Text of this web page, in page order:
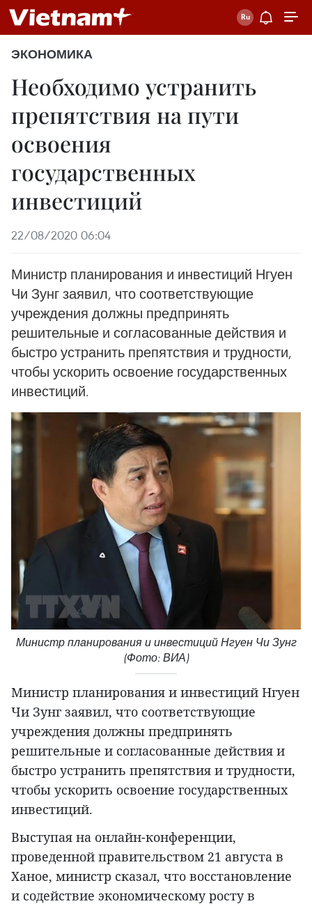
ЭКОНОМИКА
Необходимо устранить
препятствия на пути
освоения
государственных
инвестиций
22/08/2020 06:04
Министр планирования и инвестиций Нгуен
Чи Зунг заявил, что соответствующие
учреждения должны предпринять
решительные и согласованные действия и
быстро устранить препятствия и трудности,
чтобы ускорить освоение государственных
инвестиций.
Министр планирования и инвестиций Нгуен Чи Зунг
(Фото: ВИА)
Министр планирования и инвестиций Нгуен
Чи Зунг заявил, что соответствующие
учреждения должны предпринять
решительные и согласованные действия и
быстро устранить препятствия и трудности,
чтобы ускорить освоение государственных
инвестиций.
Выступая на онлайн-конференции,
проведенной правительством 21 августа в
Ханое, министр сказал, что восстановление
и содействие экономическому росту в